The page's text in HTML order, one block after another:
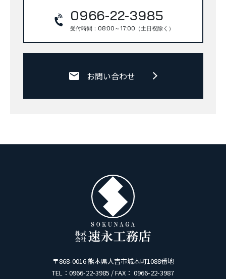
0966-22-3985
受付時間：08:00～17:00（土日祝除く）
お問い合わせ
〒868-0016 熊本県人吉市城本町1088番地
TEL：0966-22-3985 / FAX： 0966-22-3987